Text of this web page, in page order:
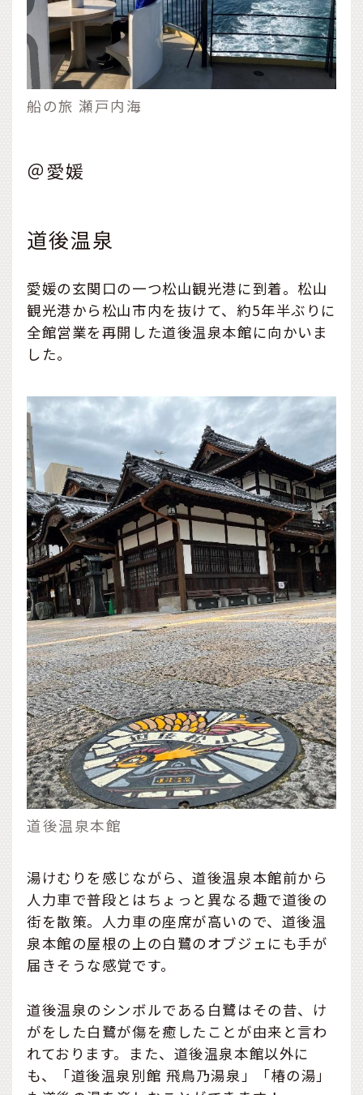
船の旅 瀬戸内海
＠愛媛
道後温泉
愛媛の玄関口の一つ松山観光港に到着。松山
観光港から松山市内を抜けて、約5年半ぶりに
全館営業を再開した道後温泉本館に向かいま
した。
道後温泉本館
湯けむりを感じながら、道後温泉本館前から
人力車で普段とはちょっと異なる趣で道後の
街を散策。人力車の座席が高いので、道後温
泉本館の屋根の上の白鷺のオブジェにも手が
届きそうな感覚です。
道後温泉のシンボルである白鷺はその昔、け
がをした白鷺が傷を癒したことが由来と言わ
れております。また、道後温泉本館以外に
も、「道後温泉別館 飛鳥乃湯泉」「椿の湯」